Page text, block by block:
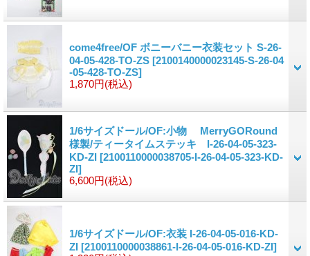
come4free/OF ボニーバニー衣装セット S-26-
04-05-428-TO-ZS [2100140000023145-S-26-04
-05-428-TO-ZS]
1,870円(税込)
1/6サイズドール/OF:小物 MerryGORound
様製/ティータイムステッキ I-26-04-05-323-
KD-ZI [2100110000038705-I-26-04-05-323-KD-
ZI]
6,600円(税込)
1/6サイズドール/OF:衣装 I-26-04-05-016-KD-
ZI [2100110000038861-I-26-04-05-016-KD-ZI]